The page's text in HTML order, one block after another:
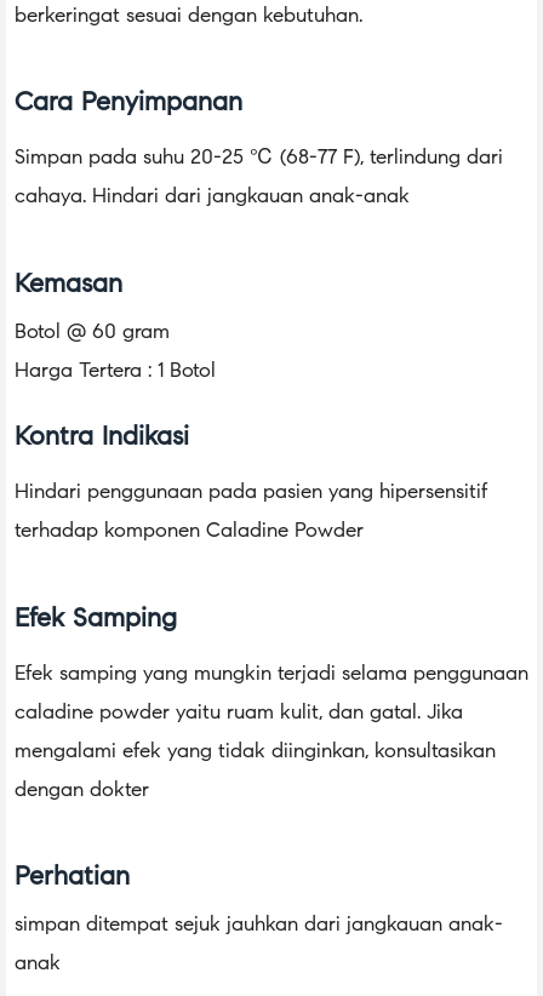
berkeringat sesuai dengan kebutuhan.
Cara Penyimpanan
Simpan pada suhu 20-25 ℃ (68-77 F), terlindung dari
cahaya. Hindari dari jangkauan anak-anak
Kemasan
Botol @ 60 gram
Harga Tertera : 1 Botol
Kontra Indikasi
Hindari penggunaan pada pasien yang hipersensitif
terhadap komponen Caladine Powder
Efek Samping
Efek samping yang mungkin terjadi selama penggunaan
caladine powder yaitu ruam kulit, dan gatal. Jika
mengalami efek yang tidak diinginkan, konsultasikan
dengan dokter
Perhatian
simpan ditempat sejuk jauhkan dari jangkauan anak-
anak